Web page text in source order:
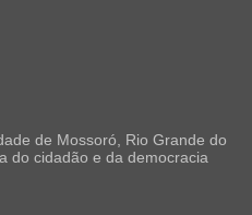
de Mossoró, Rio Grande do
do cidadão e da democracia